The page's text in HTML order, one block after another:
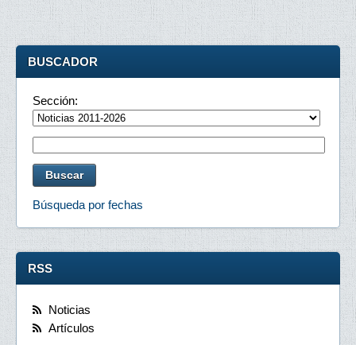
BUSCADOR
Sección:
Búsqueda por fechas
RSS
Noticias
Artículos